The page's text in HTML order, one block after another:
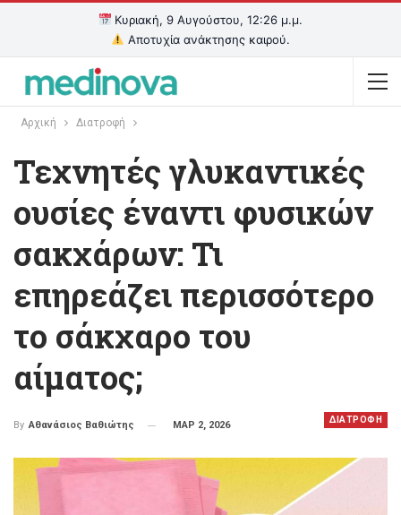
Κυριακή, 9 Αυγούστου, 12:26 μ.μ.
Αποτυχία ανάκτησης καιρού.
Αρχική Διατροφή
Τεχνητές γλυκαντικές
ουσίες έναντι φυσικών
σακχάρων: Τι
επηρεάζει περισσότερο
το σάκχαρο του
αίματος;
ΔΙΑΤΡΟΦΗ
By Αθανάσιος Βαθιώτης ΜΑΡ 2, 2026